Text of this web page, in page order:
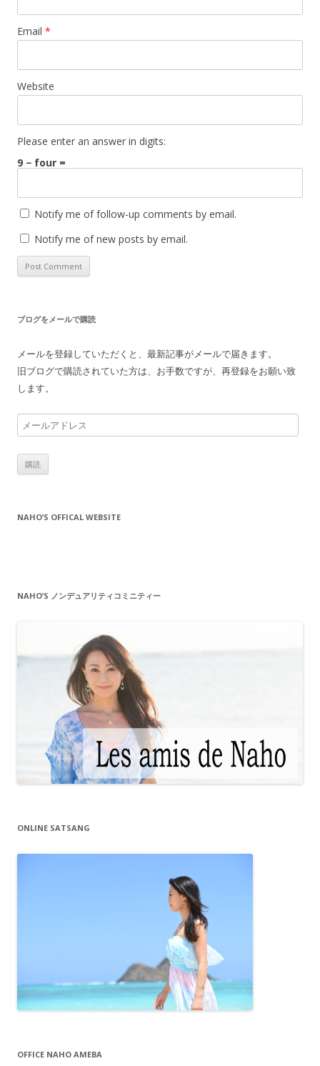
Email *
Website
Please enter an answer in digits:
9 − four =
Notify me of follow-up comments by email.
Notify me of new posts by email.
ブログをメールで購読
メールを登録していただくと、最新記事がメールで届きます。
旧ブログで購読されていた方は、お手数ですが、再登録をお願い致
します。
メ
ー
ル
ア
NAHO’S OFFICAL WEBSITE
NAHO’S ノンデュアリティコミニティー
ONLINE SATSANG
OFFICE NAHO AMEBA